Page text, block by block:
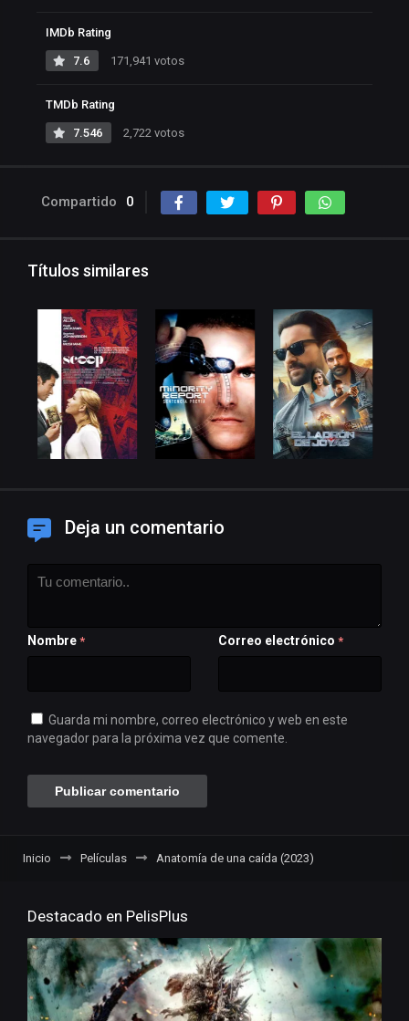
IMDb Rating
7.6 171,941 votos
TMDb Rating
7.546 2,722 votos
Compartido 0
Títulos similares
Deja un comentario
Nombre * Correo electrónico *
Guarda mi nombre, correo electrónico y web en este
navegador para la próxima vez que comente.
Inicio Películas Anatomía de una caída (2023)
Destacado en PelisPlus